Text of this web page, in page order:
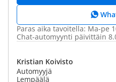
Paras aika tavoitella: Ma-pe
Chat-automyynti päivittäin
Kristian Koivisto
Automyyjä
Lempäälä